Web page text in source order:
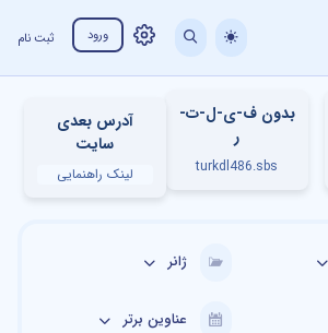
ورود ثبت نام
بدون ف-ی-ل-ت-
ر
turkdl486.sbs
آدرس بعدی
سایت
لینک راهنمایی
ژانر
عناوین برتر